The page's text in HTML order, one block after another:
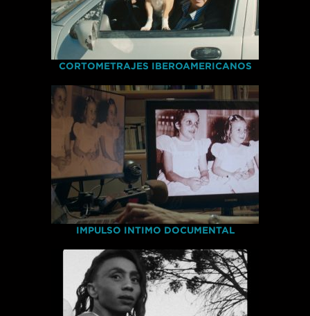
CORTOMETRAJES IBEROAMERICANOS
IMPULSO INTIMO DOCUMENTAL